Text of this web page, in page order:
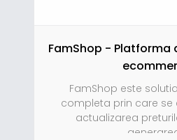
FamShop -
FamShop este
completa prin care se
actualizarea